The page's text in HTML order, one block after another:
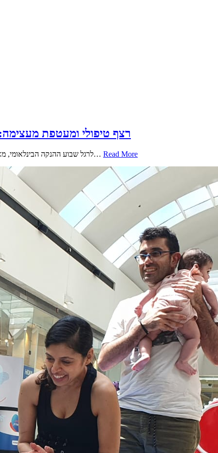
רצף טיפולי ומעטפת
לרגל שבוע ההנקה הבינלאומי, מאוחדת מחוז דרום תקיים מגוון פעילויות וסדנאות ייחודיות באשדוד והסביבה. הפעילויות יעניקו מענה נרחב המשלב ייעוץ הנקה לצד נושאים מרכזיים כמו… Read More